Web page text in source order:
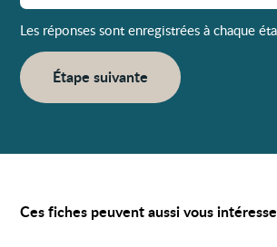
Les réponses sont enregistrées à chaque
Étape suivante
Ces fiches peuvent aussi vous